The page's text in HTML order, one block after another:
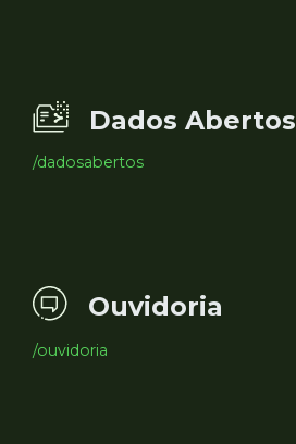
Dados Abertos
/dadosabertos
Ouvidoria
/ouvidoria